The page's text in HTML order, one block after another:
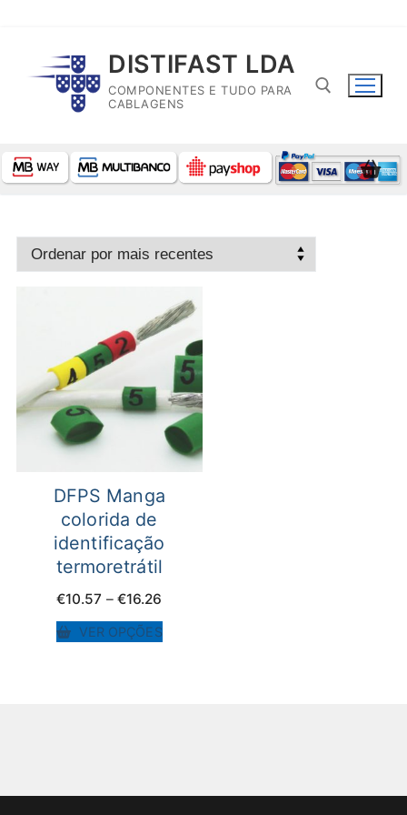
conteúdo
DISTIFAST LDA
COMPONENTES E TUDO PARA
CABLAGENS
Pesquisar por:
DFPS Manga
colorida de
identificação
termoretrátil
€10.57 – €16.26
€10.57
through
VER OPÇÕES